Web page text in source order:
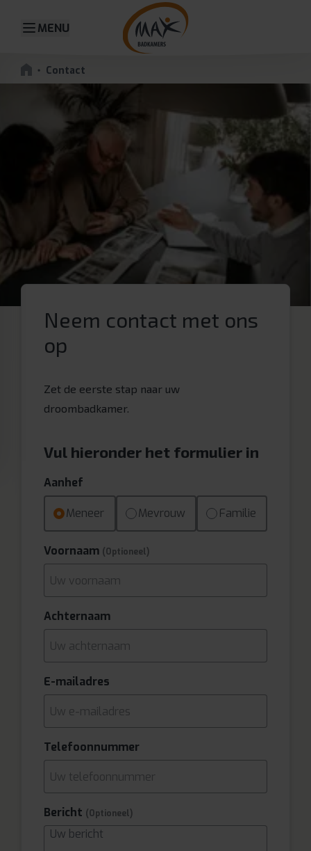
MENU
Contact
Neem contact met ons
op
Zet de eerste stap naar uw
droombadkamer.
Vul hieronder het formulier in
Aanhef
Meneer Mevrouw Familie
Voornaam (Optioneel)
Achternaam
E-mailadres
Telefoonnummer
Bericht (Optioneel)